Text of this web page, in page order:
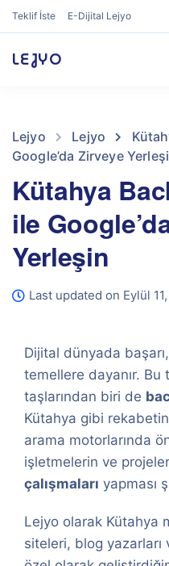
Teklif İste E-Dijital Lejyo
LEJYO
Lejyo Lejyo
Google’da Zirveye
Kütahya
ile
Yerleşin
Last updated on Eylül
Dijital dünyada
temellere dayanır. Bu
taşlarından biri de
Kütahya gibi
arama motorlarında
işletmelerin ve
çalışmaları yapması
Lejyo olarak Kütahya
siteleri, blog